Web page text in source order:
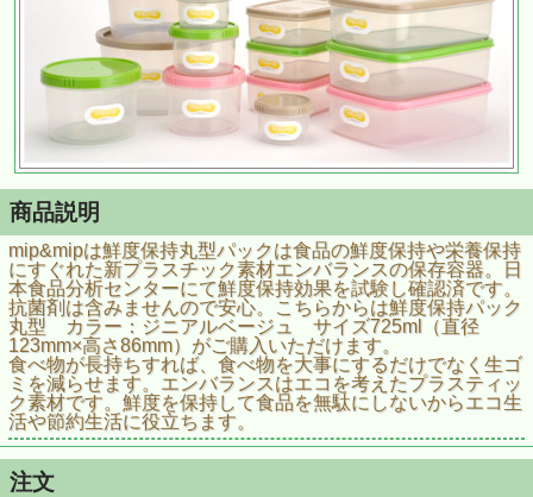
商品説明
mip&mipは鮮度保持丸型パックは食品の鮮度保持や栄養保持
にすぐれた新プラスチック素材エンバランスの保存容器。日
本食品分析センターにて鮮度保持効果を試験し確認済です。
抗菌剤は含みませんので安心。こちらからは鮮度保持パック
丸型 カラー：ジニアルベージュ サイズ725ml（直径
123mm×高さ86mm）がご購入いただけます。
食べ物が長持ちすれば、食べ物を大事にするだけでなく生ゴ
ミを減らせます。エンバランスはエコを考えたプラスティッ
ク素材です。鮮度を保持して食品を無駄にしないからエコ生
活や節約生活に役立ちます。
注文